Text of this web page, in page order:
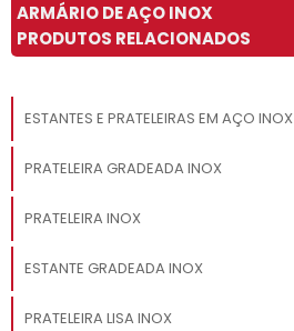
ARMÁRIO DE AÇO INOX
PRODUTOS RELACIONADOS
ESTANTES E PRATELEIRAS EM AÇO INOX
PRATELEIRA GRADEADA INOX
PRATELEIRA INOX
ESTANTE GRADEADA INOX
PRATELEIRA LISA INOX